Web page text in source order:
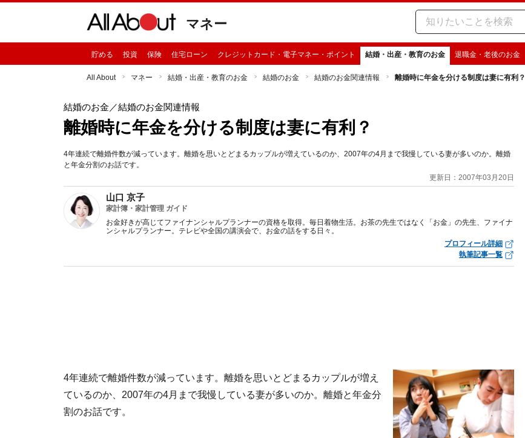
マネー
貯める 投資 保険 住宅ローン クレジットカード・電子マネー・ポイント 結婚・出産・教育のお金 退職金・老後のお金
All About マネー 結婚・出産・教育のお金 結婚のお金 結婚のお金関連情報 離婚時に年金を分ける制度は妻に有利？
結婚のお金 ／結婚のお金関連情報
離婚時に年金を分ける制度は妻に有利？
4年連続で離婚件数が減っています。離婚を思いとどまるカップルが増えているのか、2007年の4月まで我慢している妻が多いのか。離婚
と年金分割のお話です。
更新日：2007年03月20日
山口 京子
家計簿・家計管理 ガイド
お金好きが高じてファイナンシャルプランナーの資格を取得。毎日着物生活。お茶の先生ではなく「お金」の先生、ファイナ
ンシャルプランナー。テレビや全国の講演会で、お金の話をする日々。
プロフィール詳細
執筆記事一覧
4年連続で離婚件数が減っています。離婚を思いとどまるカップルが増え
ているのか、2007年の4月まで我慢している妻が多いのか。離婚と年金分
割のお話です。